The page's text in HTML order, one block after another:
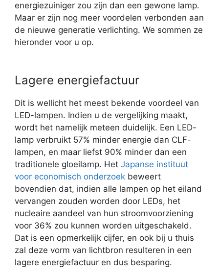
energiezuiniger zou zijn dan een gewone lamp.
Maar er zijn nog meer voordelen verbonden aan
de nieuwe generatie verlichting. We sommen ze
hieronder voor u op.
Lagere energiefactuur
Dit is wellicht het meest bekende voordeel van
LED-lampen. Indien u de vergelijking maakt,
wordt het namelijk meteen duidelijk. Een LED-
lamp verbruikt 57% minder energie dan CLF-
lampen, en maar liefst 90% minder dan een
traditionele gloeilamp. Het Japanse instituut
voor economisch onderzoek beweert
bovendien dat, indien alle lampen op het eiland
vervangen zouden worden door LEDs, het
nucleaire aandeel van hun stroomvoorziening
voor 36% zou kunnen worden uitgeschakeld.
Dat is een opmerkelijk cijfer, en ook bij u thuis
zal deze vorm van lichtbron resulteren in een
lagere energiefactuur en dus besparing.